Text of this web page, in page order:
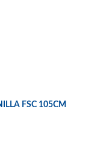
FSC 105CM